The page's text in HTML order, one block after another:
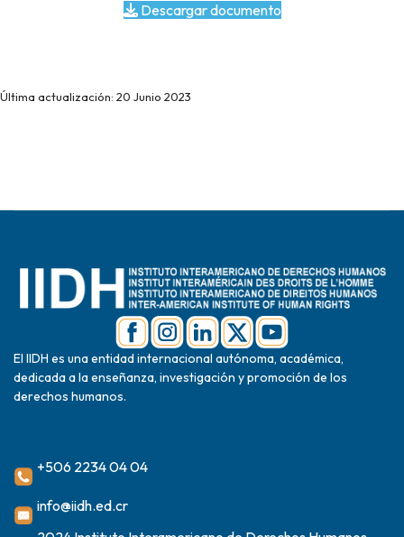
Descargar documento
Última actualización: 20 Junio 2023
El IIDH es una entidad internacional autónoma, académica,
dedicada a la enseñanza, investigación y promoción de los
derechos humanos.
+506 2234 04 04
info@iidh.ed.cr